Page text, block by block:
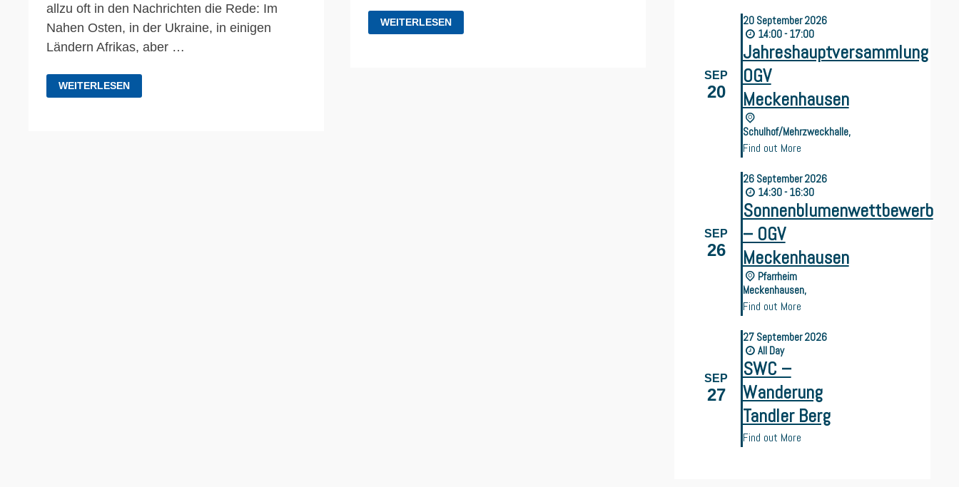
allzu oft in den Nachrichten die Rede: Im
Nahen Osten, in der Ukraine, in einigen
Ländern Afrikas, aber …
GEDANKEN
ZU
ALLERHEILIGEN
WEITERLESEN
KERWA
IN
MECKENHAUSEN
WEITERLESEN
SEP
20
20 September2026
14:00 - 17:00
Jahreshauptversammlung
OGV
Meckenhausen
Schulhof/Mehrzweckhalle,
Find out More
SEP
26
26 September2026
14:30 - 16:30
Sonnenblumenwettbewerb
– OGV
Meckenhausen
Pfarrheim
Meckenhausen,
Find out More
SEP
27
27 September2026
All Day
SWC –
Wanderung
Tandler Berg
Find out More